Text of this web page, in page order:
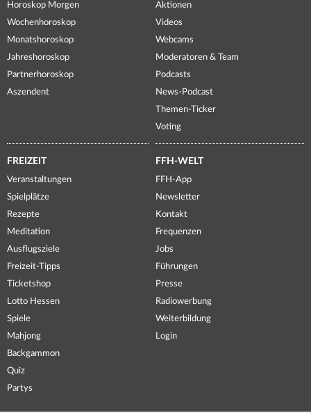
Horoskop Morgen
Wochenhoroskop
Monatshoroskop
Jahreshoroskop
Partnerhoroskop
Aszendent
Aktionen
Videos
Webcams
Moderatoren & Team
Podcasts
News-Podcast
Themen-Ticker
Voting
FREIZEIT
Veranstaltungen
Spielplätze
Rezepte
Meditation
Ausflugsziele
Freizeit-Tipps
Ticketshop
Lotto Hessen
Spiele
Mahjong
Backgammon
Quiz
Partys
FFH-WELT
FFH-App
Newsletter
Kontakt
Frequenzen
Jobs
Führungen
Presse
Radiowerbung
Weiterbildung
Login